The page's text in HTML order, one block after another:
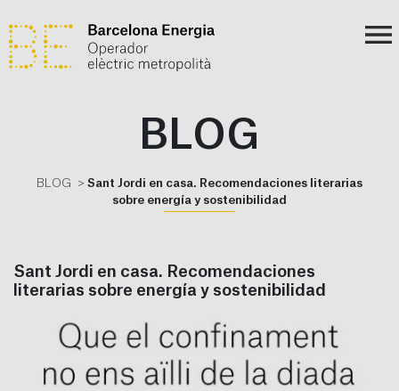
BLOG
BLOG
Sant Jordi en casa. Recomendaciones literarias
sobre energía y sostenibilidad
Sant Jordi en casa. Recomendaciones
literarias sobre energía y sostenibilidad